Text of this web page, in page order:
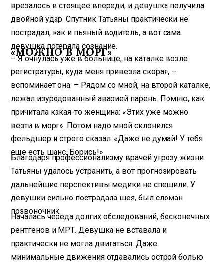
врезалось в стоящее впереди, и девушка получила
двойной удар. Спутник Татьяны практически не
пострадал, как и пьяный водитель, а вот сама
девушка потеряла сознание.
«МОЖНО В МОРГ»
– Я очнулась уже в больнице, на каталке возле
регистратуры, куда меня привезла скорая, –
вспоминает она. – Рядом со мной, на второй каталке,
лежал изуродованный аварией парень. Помню, как
причитала какая-то женщина: «Этих уже можно
везти в морг». Потом надо мной склонился
фельдшер и строго сказал: «Даже не думай! У тебя
еще есть шанс. Борись!»
Благодаря профессионализму врачей угрозу жизни
Татьяны удалось устранить, а вот прогнозировать
дальнейшие перспективы медики не спешили. У
девушки сильно пострадала шея, был сломан
позвоночник.
Началась череда долгих обследований, бесконечных
рентгенов и МРТ. Девушка не вставала и
практически не могла двигаться. Даже
минимальные движения отдавались острой болью